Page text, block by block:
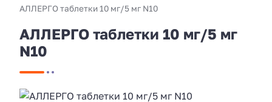
АЛЛЕРГО таблетки 10 мг/5 мг N10
АЛЛЕРГО таблетки 10 мг/5 мг
N10